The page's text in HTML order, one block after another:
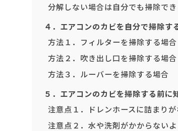
分解しない場合は自分でも掃除でき
４．エアコンのカビを自分で掃除す
方法１．フィルターを掃除する場合
方法２．吹き出し口を掃除する場合
方法３．ルーバーを掃除する場合
５．エアコンのカビを掃除する前に
注意点１．ドレンホースに詰まり
注意点２．水や洗剤がかからない